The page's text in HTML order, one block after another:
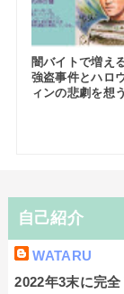
闇バイトで増え
強盗事件とハロ
ィンの悲劇を想う
自己紹介
WATARU
2022年3末に完